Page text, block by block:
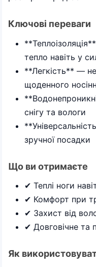
Ключові переваги
тепло навіть у
**Легкість** —
щоденного
снігу та вологи
зручної посадки
Що ви отримаєте
✔ Теплі ноги
✔ Комфорт при
✔ Захист від
✔ Довговічне та
Як